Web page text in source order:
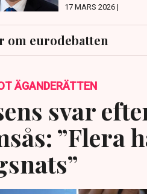
17 MARS 2026 |
om eurodebatten
ÄGANDERÄTTEN
svar
”Flera